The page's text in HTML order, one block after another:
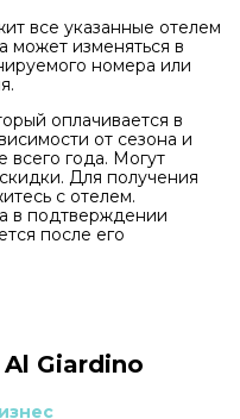
все указанные отелем
может изменяться в
номера или
оплачивается в
от сезона и
всего года. Могут
Для получения
с отелем.
в подтверждении
после его
Giardino